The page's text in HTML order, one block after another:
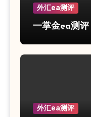
外汇ea测评
一掌金ea测
外汇ea测评